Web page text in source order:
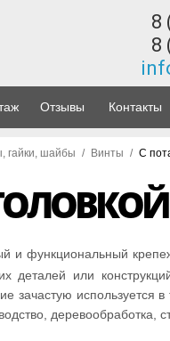
8
8
Отзывы Контакты
гайки, шайбы / Винты / С
и функциональный
деталей или
зачастую используется в
деревообработка,